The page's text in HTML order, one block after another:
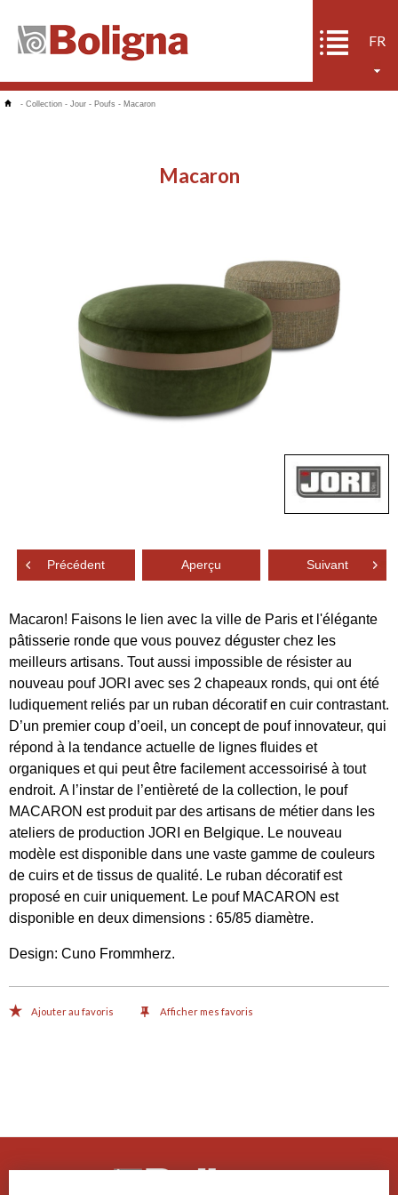
FR
- Collection - Jour - Poufs - Macaron
Macaron
Précédent Aperçu Suivant
Macaron! Faisons le lien avec la ville de Paris et l'élégante
pâtisserie ronde que vous pouvez déguster chez les
meilleurs artisans. Tout aussi impossible de résister au
nouveau pouf JORI avec ses 2 chapeaux ronds, qui ont été
ludiquement reliés par un ruban décoratif en cuir contrastant.
D’un premier coup d’oeil, un concept de pouf innovateur, qui
répond à la tendance actuelle de lignes fluides et
organiques et qui peut être facilement accessoirisé à tout
endroit. A l’instar de l’entièreté de la collection, le pouf
MACARON est produit par des artisans de métier dans les
ateliers de production JORI en Belgique. Le nouveau
modèle est disponible dans une vaste gamme de couleurs
de cuirs et de tissus de qualité. Le ruban décoratif est
proposé en cuir uniquement. Le pouf MACARON est
disponible en deux dimensions : 65/85 diamètre.
Design: Cuno Frommherz.
Ajouter au favoris Afficher mes favoris